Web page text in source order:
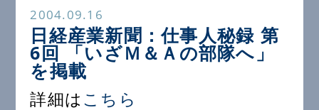
2004.09.16
日経産業新聞：仕事人秘録 第
6回 「いざＭ＆Ａの部隊へ」
を掲載
詳細はこちら